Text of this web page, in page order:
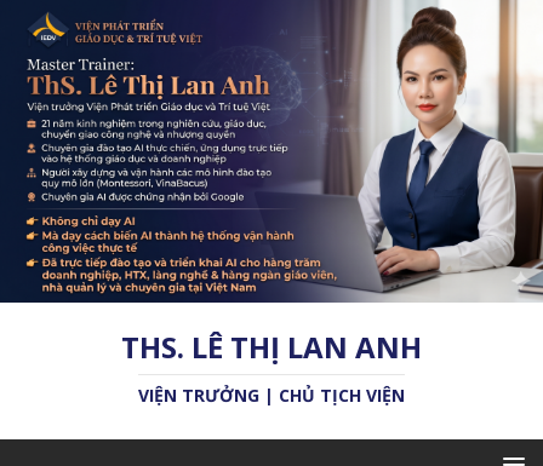
THS. LÊ THỊ LAN ANH
VIỆN TRƯỞNG | CHỦ TỊCH VIỆN